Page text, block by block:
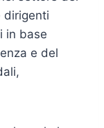
dirigenti
in base
e del